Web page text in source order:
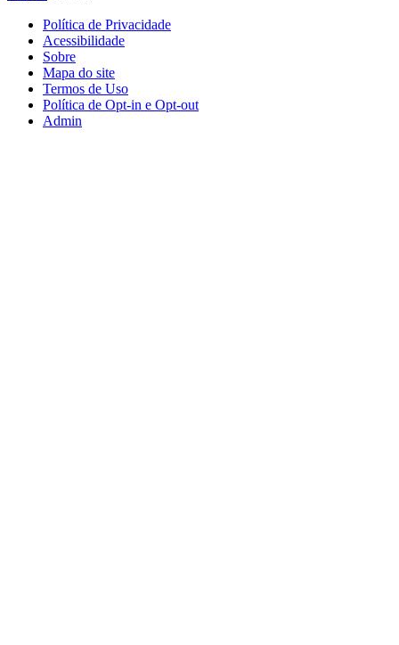
Política de Privacidade
Acessibilidade
Sobre
Mapa do site
Termos de Uso
Política de Opt-in e Opt-out
Admin